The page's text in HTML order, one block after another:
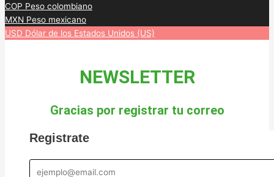
COP Peso colombiano
MXN Peso mexicano
USD Dólar de los Estados Unidos (US)
NEWSLETTER
Gracias por registrar tu correo
Registrate